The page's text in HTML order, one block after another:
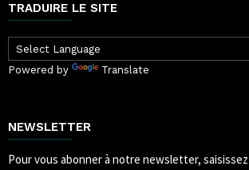
TRADUIRE LE SITE
Powered by Translate
NEWSLETTER
Pour vous abonner à notre newsletter,